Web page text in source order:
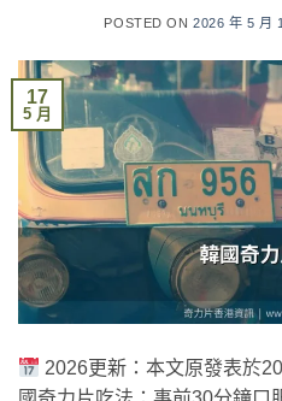
POSTED ON2026 年 5 月
17
5 月
2026更新：本文原發表於